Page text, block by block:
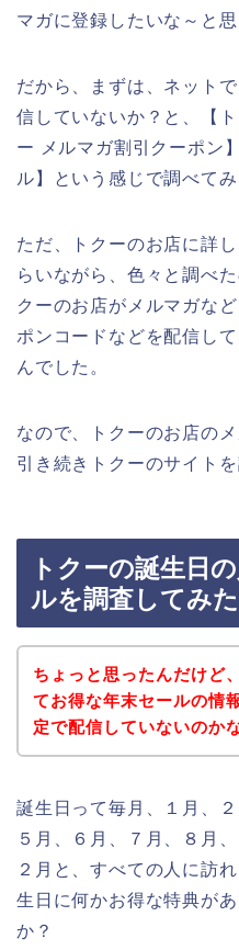
マガに登録したいな～と思
だから、まずは、ネット
信していないか？と、【
ー メルマガ割引クーポン
ル】という感じで調べて
ただ、トクーのお店に詳
らいながら、色々と調べ
クーのお店がメルマガな
ポンコードなどを配信し
んでした。
なので、トクーのお店の
引き続きトクーのサイト
トクーの誕生日
ルを調査してみた
ちょっと思ったんだけど
てお得な年末セールの情
定で配信していないのか
誕生日って毎月、１月、
５月、６月、７月、８月
２月と、すべての人に訪
生日に何かお得な特典が
か？